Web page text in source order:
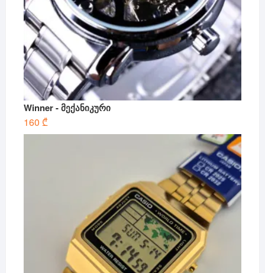
Winner - მექანიკური
160 ₾